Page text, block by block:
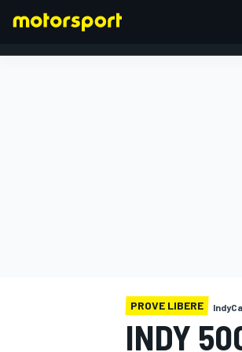
PROVE LIBERE
INDY